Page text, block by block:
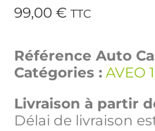
99,00 € TTC
Référence Auto
Catégories : AVEO 1
Livraison à partir
Délai de livraison